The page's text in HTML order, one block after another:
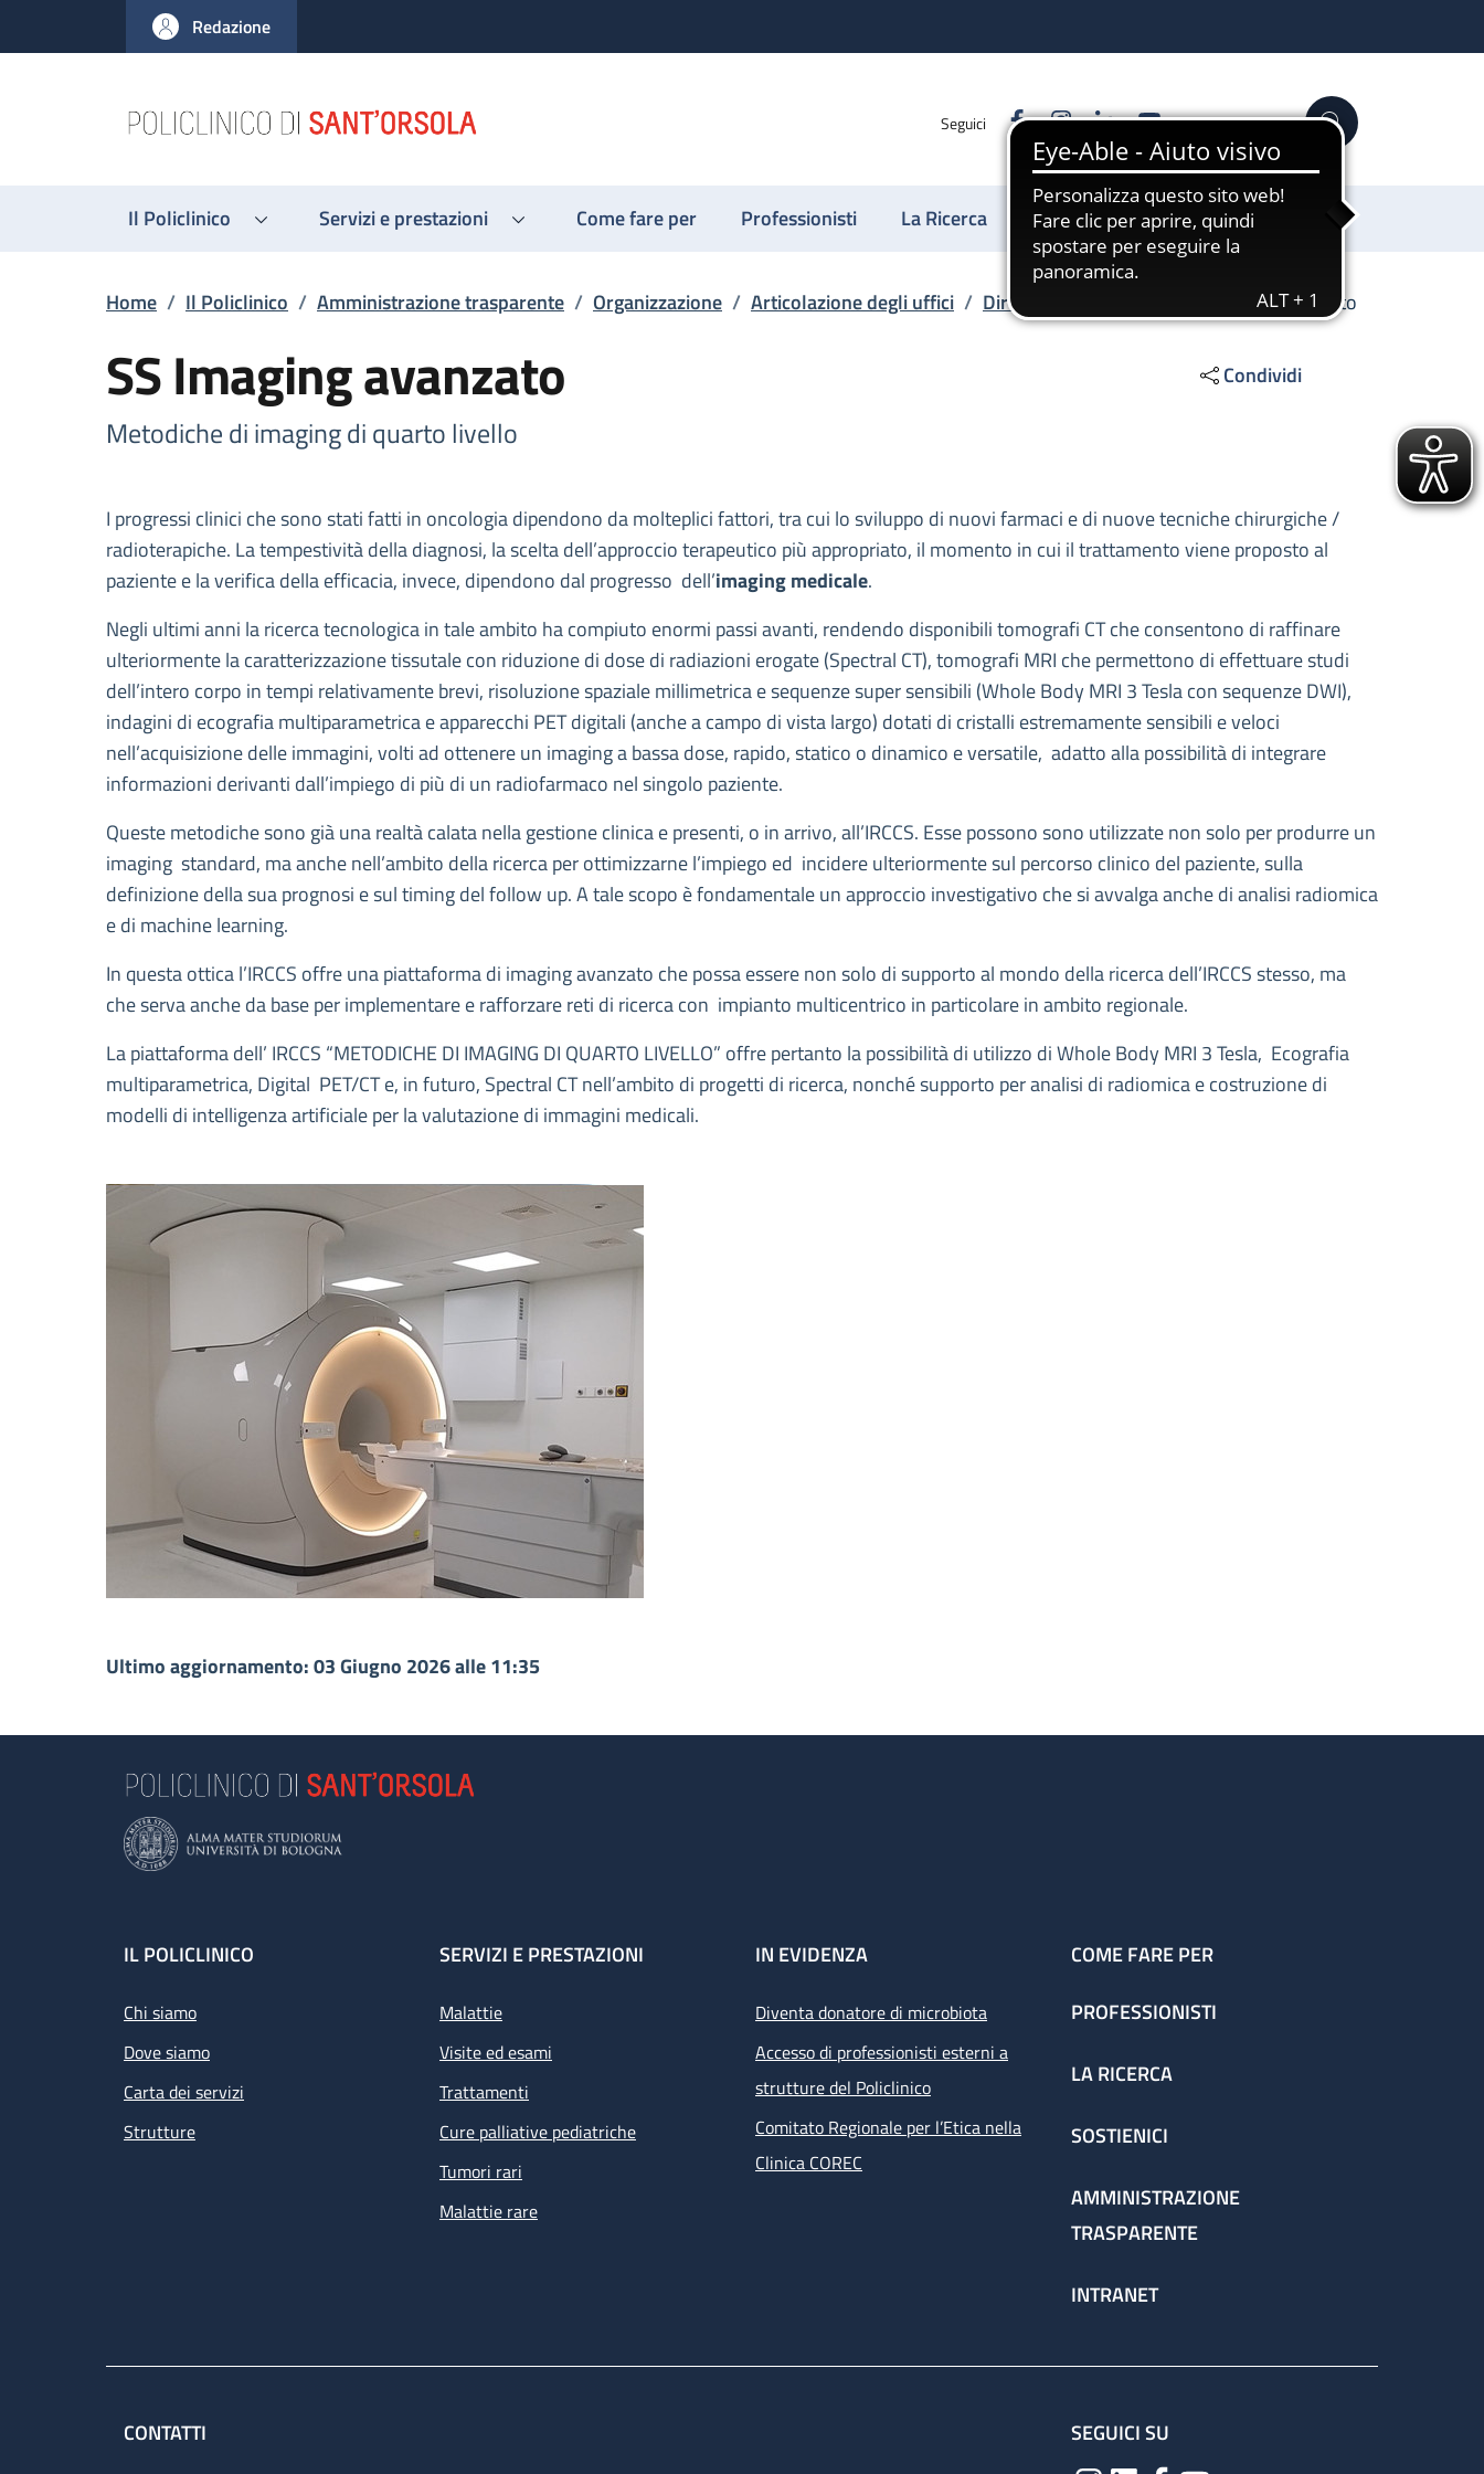
al contenuto principale
to footer content
Redazione
Seguici FacebookInstagram
LinkedinYouTube Cerca
Il Policlinico Servizi e prestazioni Come fare per Professionisti La Ricerca Sostienici
Briciole di pane
Home / Il Policlinico / Amministrazione trasparente / Organizzazione / Articolazione degli uffici / Direzione Scientifica SS Imaging avanzato
SS Imaging avanzato
Metodiche di imaging di quarto livello
Condividi
Descrizione
I progressi clinici che sono stati fatti in oncologia dipendono da molteplici fattori, tra cui lo sviluppo di nuovi farmaci e di nuove tecniche chirurgiche /
radioterapiche. La tempestività della diagnosi, la scelta dell’approccio terapeutico più appropriato, il momento in cui il trattamento viene proposto al
paziente e la verifica della efficacia, invece, dipendono dal progresso dell’imaging medicale.
Negli ultimi anni la ricerca tecnologica in tale ambito ha compiuto enormi passi avanti, rendendo disponibili tomografi CT che consentono di raffinare
ulteriormente la caratterizzazione tissutale con riduzione di dose di radiazioni erogate (Spectral CT), tomografi MRI che permettono di effettuare studi
dell’intero corpo in tempi relativamente brevi, risoluzione spaziale millimetrica e sequenze super sensibili (Whole Body MRI 3 Tesla con sequenze DWI),
indagini di ecografia multiparametrica e apparecchi PET digitali (anche a campo di vista largo) dotati di cristalli estremamente sensibili e veloci
nell’acquisizione delle immagini, volti ad ottenere un imaging a bassa dose, rapido, statico o dinamico e versatile, adatto alla possibilità di integrare
informazioni derivanti dall’impiego di più di un radiofarmaco nel singolo paziente.
Queste metodiche sono già una realtà calata nella gestione clinica e presenti, o in arrivo, all’IRCCS. Esse possono sono utilizzate non solo per produrre un
imaging standard, ma anche nell’ambito della ricerca per ottimizzarne l’impiego ed incidere ulteriormente sul percorso clinico del paziente, sulla
definizione della sua prognosi e sul timing del follow up. A tale scopo è fondamentale un approccio investigativo che si avvalga anche di analisi radiomica
e di machine learning.
In questa ottica l’IRCCS offre una piattaforma di imaging avanzato che possa essere non solo di supporto al mondo della ricerca dell’IRCCS stesso, ma
che serva anche da base per implementare e rafforzare reti di ricerca con impianto multicentrico in particolare in ambito regionale.
La piattaforma dell’ IRCCS “METODICHE DI IMAGING DI QUARTO LIVELLO” offre pertanto la possibilità di utilizzo di Whole Body MRI 3 Tesla, Ecografia
multiparametrica, Digital PET/CT e, in futuro, Spectral CT nell’ambito di progetti di ricerca, nonché supporto per analisi di radiomica e costruzione di
modelli di intelligenza artificiale per la valutazione di immagini medicali.
Ultimo aggiornamento: 03 Giugno 2026 alle 11:35
Footer
IL POLICLINICO
Chi siamo
Dove siamo
Carta dei servizi
Strutture
SERVIZI E PRESTAZIONI
Malattie
Visite ed esami
Trattamenti
Cure palliative pediatriche
Tumori rari
Malattie rare
IN EVIDENZA
Diventa donatore di microbiota
Accesso di professionisti esterni a
strutture del Policlinico
Comitato Regionale per l’Etica nella
Clinica COREC
COME FARE PER
PROFESSIONISTI
LA RICERCA
SOSTIENICI
AMMINISTRAZIONE
TRASPARENTE
INTRANET
CONTATTI SEGUICI SU